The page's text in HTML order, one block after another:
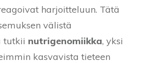
harjoitteluun. Tätä
välistä
tutkii nutrigenomiikka, yksi
kasvavista tieteen